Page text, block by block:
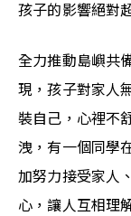
孩子的影響絕對
全力推動島嶼共
現，孩子對家人
裝自己，心裡不
洩，有一個同學
加努力接受家人
心，讓人互相理